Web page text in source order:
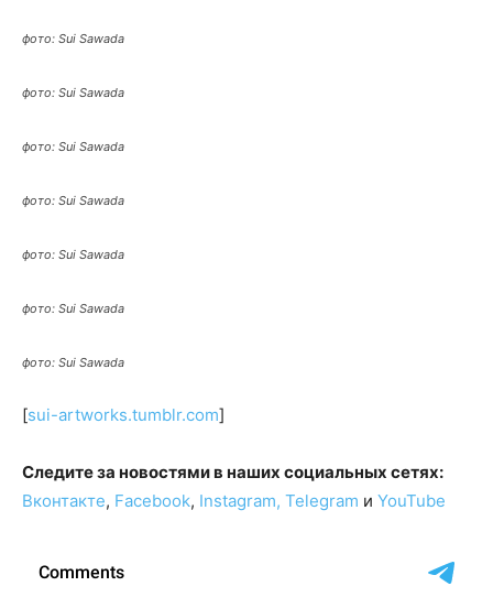
фото: Sui Sawada
фото: Sui Sawada
фото: Sui Sawada
фото: Sui Sawada
фото: Sui Sawada
фото: Sui Sawada
фото: Sui Sawada
[sui-artworks.tumblr.com]
Следите за новостями в наших социальных сетях:
Вконтакте, Facebook, Instagram, Telegram и YouTube